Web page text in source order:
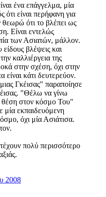
ένα επάγγελμα, μία
ότι είναι περήφανη για
θεωρώ ότι το βλέπει ως
Είναι εντελώς
των Ασιατών, μάλλον.
βλέψεις και
καλλιέργεια της
στην σχέση, όχι στην
είναι κάτι δευτερεύον.
Γκέισας" παραποίησε
"Θέλω να γίνω
θέση στον κόσμο Του"
μία εκπαιδευόμενη
όχι μία Ασιάτισα.
πολύ περισσότερο
2008